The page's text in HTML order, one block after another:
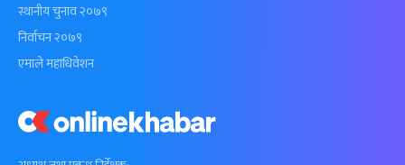
स्थानीय चुनाव २०७९
निर्वाचन २०७९
एमाले महाधिवेशन